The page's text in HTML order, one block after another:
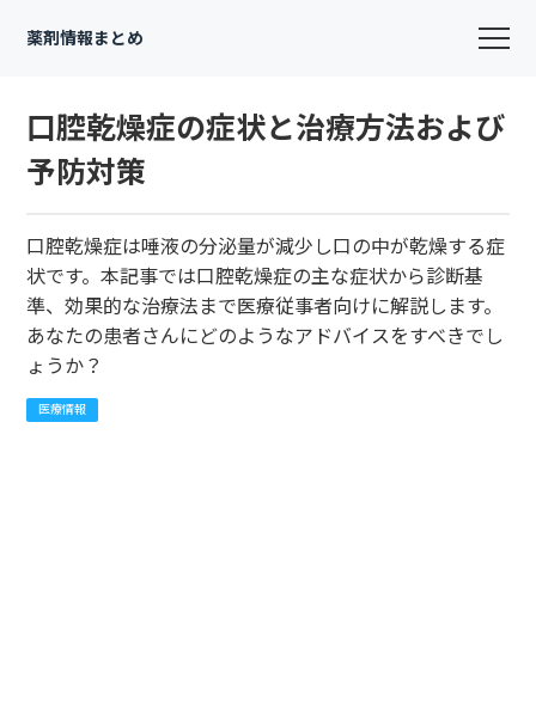
薬剤情報まとめ
口腔乾燥症の症状と治療方法および
予防対策
口腔乾燥症は唾液の分泌量が減少し口の中が乾燥する症
状です。本記事では口腔乾燥症の主な症状から診断基
準、効果的な治療法まで医療従事者向けに解説します。
あなたの患者さんにどのようなアドバイスをすべきでし
ょうか？
医療情報